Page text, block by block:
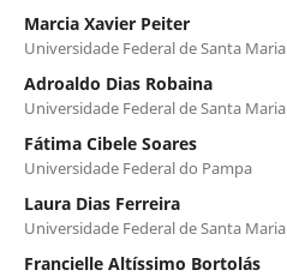
Marcia Xavier Peiter
Universidade Federal de Santa Maria
Adroaldo Dias Robaina
Universidade Federal de Santa Maria
Fátima Cibele Soares
Universidade Federal do Pampa
Laura Dias Ferreira
Universidade Federal de Santa Maria
Francielle Altíssimo Bortolás